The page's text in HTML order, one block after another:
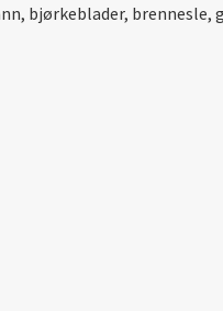
bjørkeblader, brennesle,